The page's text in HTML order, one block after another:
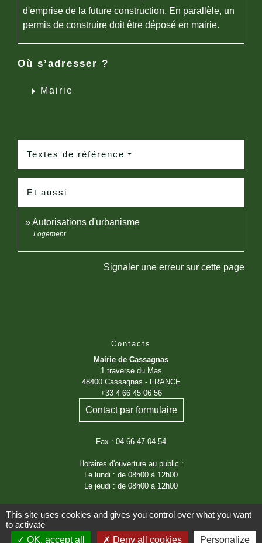
d'emprise de la future construction. En parallèle, un
permis de construire doit être déposé en mairie.
Où s’adresser ?
arrow_right Mairie
Textes de référence
Et aussi
Autorisations d'urbanisme
Logement
Signaler une erreur sur cette page
Contacts
Mairie de Cassagnas
1 traverse du Mas
48400 Cassagnas - FRANCE
+33 4 66 45 06 56
Contact par formulaire
Fax : 04 66 47 04 54
Horaires d'ouverture au public :
Le lundi : de 08h00 à 12h00
Le jeudi : de 08h00 à 12h00
This site uses cookies and gives you control over what you want
to activate
OK, accept all
Deny all cookies Personalize